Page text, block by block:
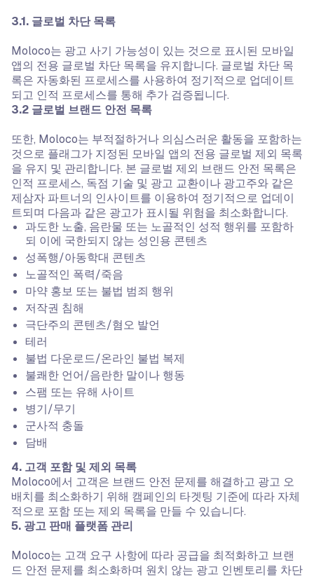
3.1. 글로벌 차단 목록
Moloco는 광고 사기 가능성이 있는 것으로 표시된 모바일
앱의 전용 글로벌 차단 목록을 유지합니다. 글로벌 차단 목
록은 자동화된 프로세스를 사용하여 정기적으로 업데이트
되고 인적 프로세스를 통해 추가 검증됩니다.
‍3.2 글로벌 브랜드 안전 목록
또한, Moloco는 부적절하거나 의심스러운 활동을 포함하는
것으로 플래그가 지정된 모바일 앱의 전용 글로벌 제외 목록
을 유지 및 관리합니다. 본 글로벌 제외 브랜드 안전 목록은
인적 프로세스, 독점 기술 및 광고 교환이나 광고주와 같은
제삼자 파트너의 인사이트를 이용하여 정기적으로 업데이
트되며 다음과 같은 광고가 표시될 위험을 최소화합니다.
과도한 노출, 음란물 또는 노골적인 성적 행위를 포함하
되 이에 국한되지 않는 성인용 콘텐츠
성폭행/아동학대 콘텐츠
노골적인 폭력/죽음
마약 홍보 또는 불법 범죄 행위
저작권 침해
극단주의 콘텐츠/혐오 발언
테러
불법 다운로드/온라인 불법 복제
불쾌한 언어/음란한 말이나 행동
스팸 또는 유해 사이트
병기/무기
군사적 충돌
담배
4. 고객 포함 및 제외 목록
Moloco에서 고객은 브랜드 안전 문제를 해결하고 광고 오
배치를 최소화하기 위해 캠페인의 타겟팅 기준에 따라 자체
적으로 포함 또는 제외 목록을 만들 수 있습니다.
‍5. 광고 판매 플랫폼 관리
Moloco는 고객 요구 사항에 따라 공급을 최적화하고 브랜
드 안전 문제를 최소화하며 원치 않는 광고 인벤토리를 차단